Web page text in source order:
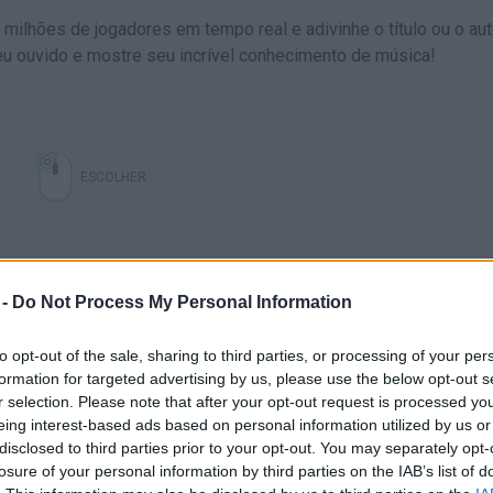
Do Not Process My Personal Information
opt-out of the sale, sharing to third parties, or processing of your
for targeted advertising by us, please use the below opt-out
selection. Please note that after your opt-out request is processed
interest-based ads based on personal information utilized by us
to third parties prior to your opt-out. You may separately
of your personal information by third parties on the IAB’s list of
de jogadores em tempo real e adivinhe o título ou o
ouvido e mostre seu incrível conhecimento de música!
Ainda não há joguinhos